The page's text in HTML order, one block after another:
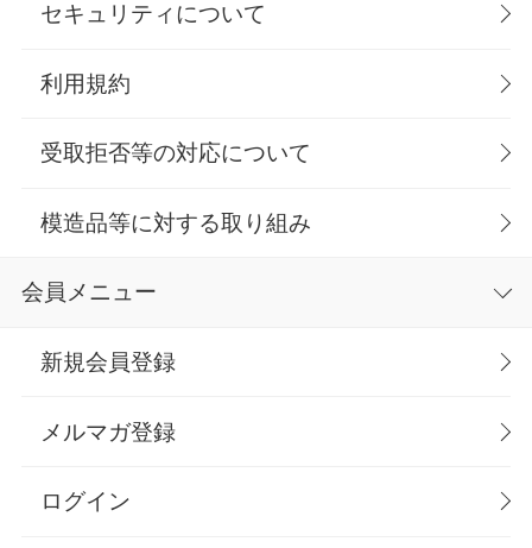
セキュリティについて
利用規約
受取拒否等の対応について
模造品等に対する取り組み
会員メニュー
新規会員登録
メルマガ登録
ログイン